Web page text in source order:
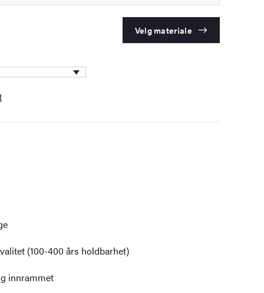
Velg materiale
(100-400 års holdbarhet)
innrammet